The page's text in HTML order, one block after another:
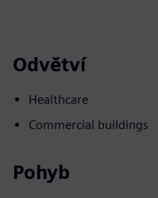
Odvětví
Healthcare
Commercial buildings
Pohyb